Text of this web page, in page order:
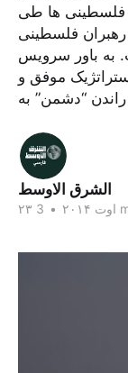
فلسطینی ها طی
فلسطینی
به باور سرویس
موفق و
الشرق الاوسط
۲۳ اوت ۲۰۱۴ •